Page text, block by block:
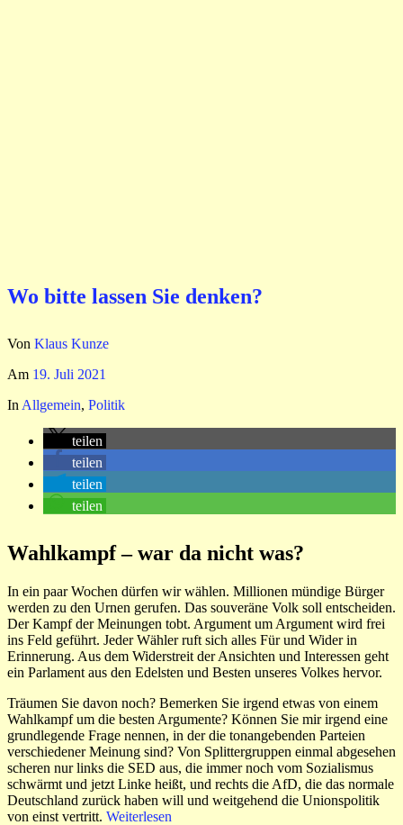
Wo bitte lassen Sie denken?
Von Klaus Kunze
Am 19. Juli 2021
In Allgemein, Politik
teilen
teilen
teilen
teilen
Wahlkampf – war da nicht was?
In ein paar Wochen dürfen wir wählen. Millionen mündige Bürger
werden zu den Urnen gerufen. Das souveräne Volk soll entscheiden.
Der Kampf der Meinungen tobt. Argument um Argument wird frei
ins Feld geführt. Jeder Wähler ruft sich alles Für und Wider in
Erinnerung. Aus dem Widerstreit der Ansichten und Interessen geht
ein Parlament aus den Edelsten und Besten unseres Volkes hervor.
Träumen Sie davon noch? Bemerken Sie irgend etwas von einem
Wahlkampf um die besten Argumente? Können Sie mir irgend eine
grundlegende Frage nennen, in der die tonangebenden Parteien
verschiedener Meinung sind? Von Splittergruppen einmal abgesehen
scheren nur links die SED aus, die immer noch vom Sozialismus
schwärmt und jetzt Linke heißt, und rechts die AfD, die das normale
Deutschland zurück haben will und weitgehend die Unionspolitik
von einst vertritt. Weiterlesen